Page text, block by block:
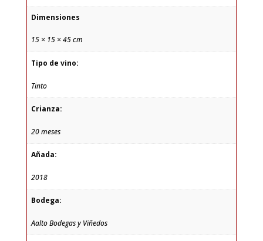
Dimensiones
15 × 15 × 45 cm
Tipo de vino:
Tinto
Crianza:
20 meses
Añada:
2018
Bodega:
Aalto Bodegas y Viñedos